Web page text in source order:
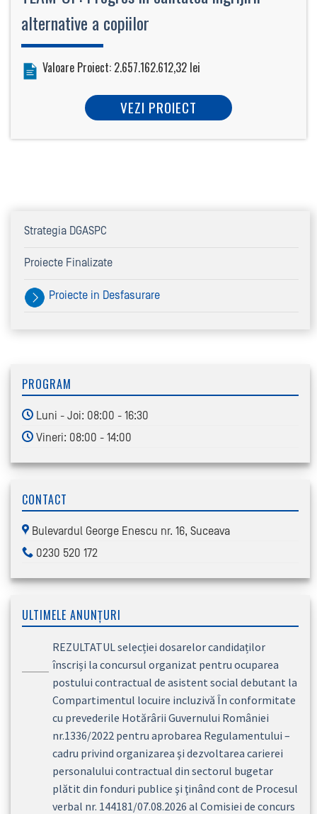
alternative a copiilor
Valoare Proiect: 2.657.162.612,32 lei
VEZI PROIECT
Strategia DGASPC
Proiecte Finalizate
Proiecte in Desfasurare
PROGRAM
Luni - Joi: 08:00 - 16:30
Vineri: 08:00 - 14:00
CONTACT
Bulevardul George Enescu nr. 16, Suceava
0230 520 172
ULTIMELE ANUNȚURI
REZULTATUL selecției dosarelor candidaților
înscriși la concursul organizat pentru ocuparea
postului contractual de asistent social debutant la
Compartimentul locuire incluzivă În conformitate
cu prevederile Hotărârii Guvernului României
nr.1336/2022 pentru aprobarea Regulamentului –
cadru privind organizarea şi dezvoltarea carierei
personalului contractual din sectorul bugetar
plătit din fonduri publice şi ţinând cont de Procesul
verbal nr. 144181/07.08.2026 al Comisiei de concurs